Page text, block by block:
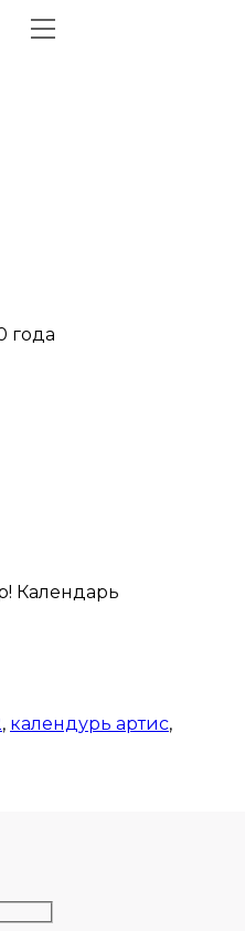
Календарь
, календурь артис,